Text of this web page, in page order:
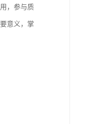
，参与质
意义，掌